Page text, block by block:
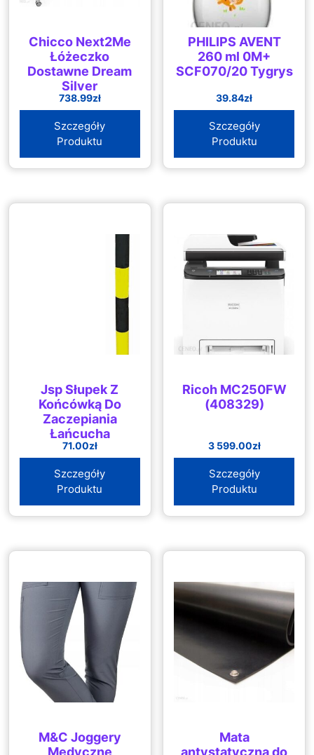
Chicco Next2Me
Łóżeczko
Dostawne Dream
Silver
738.99zł
Szczegóły
Produktu
PHILIPS AVENT
260 ml 0M+
SCF070/20 Tygrys
39.84zł
Szczegóły
Produktu
Jsp Słupek Z
Końcówką Do
Zaczepiania
Łańcucha
Czerwony Biały
71.00zł
Szczegóły
Produktu
Ricoh MC250FW
(408329)
3 599.00zł
Szczegóły
Produktu
M&C Joggery
Medyczne
Mata
antystatyczna do